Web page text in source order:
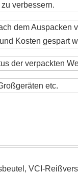
verbessern.
dem
Kosten gespart
der verpackten
etc.
VCI-